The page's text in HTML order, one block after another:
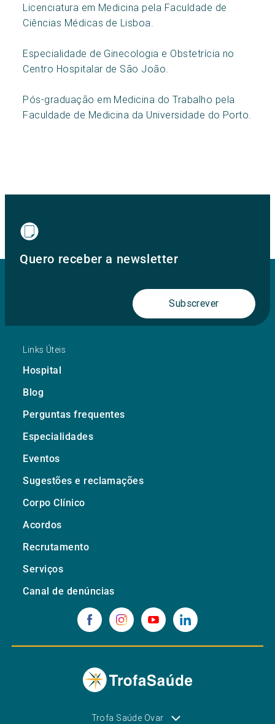
Licenciatura em Medicina pela Faculdade de
Ciências Médicas de Lisboa.
Especialidade de Ginecologia e Obstetrícia no
Centro Hospitalar de São João.
Pós-graduação em Medicina do Trabalho pela
Faculdade de Medicina da Universidade do Porto.
Quero receber a newsletter
Subscrever
Links Úteis
Hospital
Blog
Perguntas frequentes
Especialidades
Eventos
Sugestões e reclamações
Corpo Clínico
Acordos
Recrutamento
Serviços
Canal de denúncias
Trofa Saúde Ovar